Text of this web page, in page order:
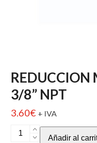
REDUCCION
3/8” NPT
3.60€ + IVA
REDUCCION
Añadir al